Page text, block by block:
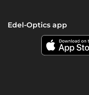
Edel-Optics app